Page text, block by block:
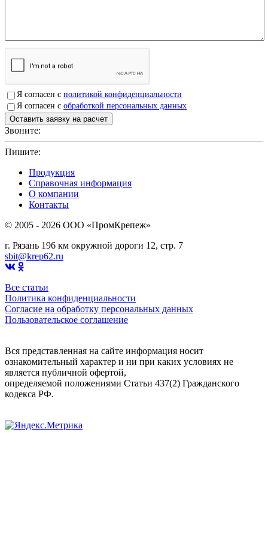
Я согласен с политикой конфиденциальности
Я согласен с обработкой персональных данных
Звоните:
Пишите:
Продукция
Справочная информация
О компании
Контакты
© 2005 - 2026 OOO «ПромКрепеж»
г. Рязань 196 км окружной дороги 12, стр. 7
sbit@krep62.ru
Все статьи
Политика конфиденциальности
Согласие на обработку персональных данных
Пользовательское соглашение
Вся представленная на сайте информация носит
ознакомительный характер и ни при каких условиях не
является публичной офертой,
определяемой положениями Статьи 437(2) Гражданского
кодекса РФ.